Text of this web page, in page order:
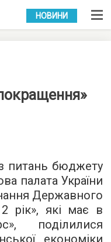
УКР РУС
НОВИНИ
питань бюджету
палата України
Державного
рік», які має в
поділилися
економіки